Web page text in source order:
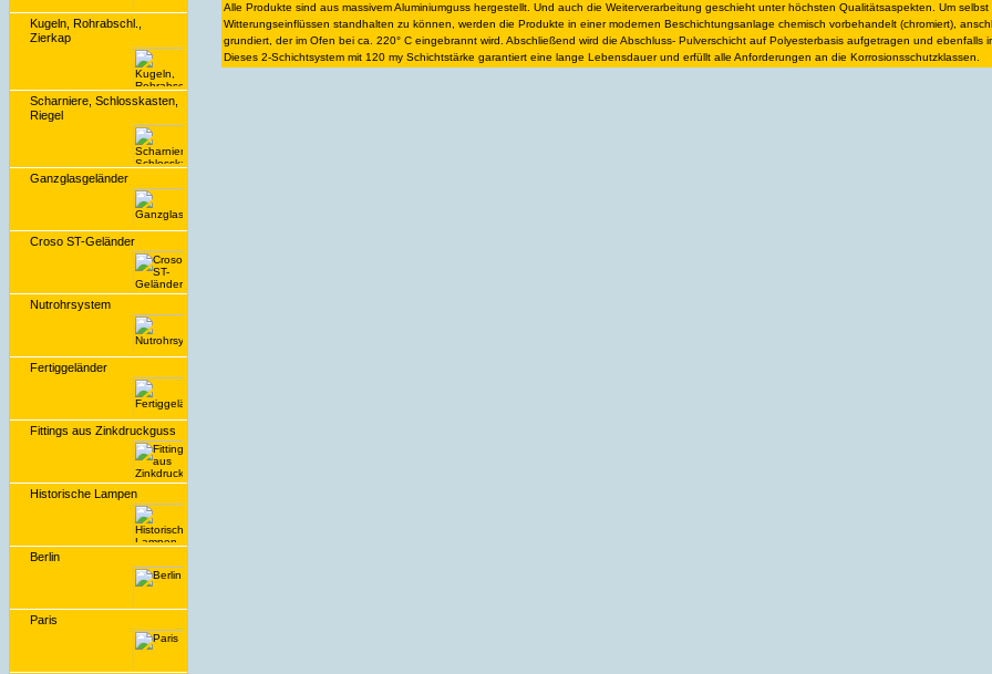
Kugeln, Rohrabschl.,
Zierkap
Scharniere, Schlosskasten,
Riegel
Ganzglasgeländer
Croso ST-Geländer
Nutrohrsystem
Fertiggeländer
Fittings aus Zinkdruckguss
Historische Lampen
Berlin
Paris
Alle Produkte sind aus massivem Aluminiumguss hergestellt. Und auch die Weiterverarbeitung geschieht unter höchsten Qualitätsaspekten. Um selbst
Witterungseinflüssen standhalten zu können, werden die Produkte in einer modernen Beschichtungsanlage chemisch vorbehandelt (chromiert),
grundiert, der im Ofen bei ca. 220° C eingebrannt wird. Abschließend wird die Abschluss- Pulverschicht auf Polyesterbasis aufgetragen und ebenfalls
Dieses 2-Schichtsystem mit 120 my Schichtstärke garantiert eine lange Lebensdauer und erfüllt alle Anforderungen an die Korrosionsschutzklassen.